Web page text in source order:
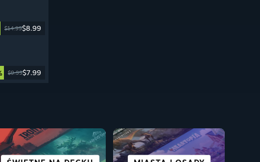
$14.99$8.99
$9.99$7.99
WSZYSTKIE